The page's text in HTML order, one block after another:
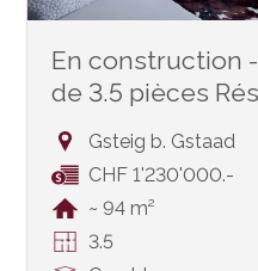
En construction
de 3.5 pièces
Gsteig b. Gstaad
CHF 1'230'000.-
~ 94 m²
3.5